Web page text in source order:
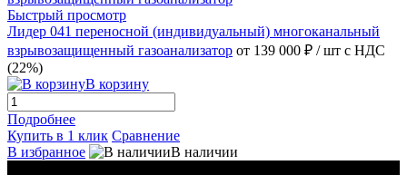
Быстрый просмотр
Лидер 041 переносной (индивидуальный) многоканальный
взрывозащищенный газоанализатор от 139 000 ₽ / шт с НДС
(22%)
В корзину
Подробнее
Купить в 1 клик Сравнение
В избранное
В наличии